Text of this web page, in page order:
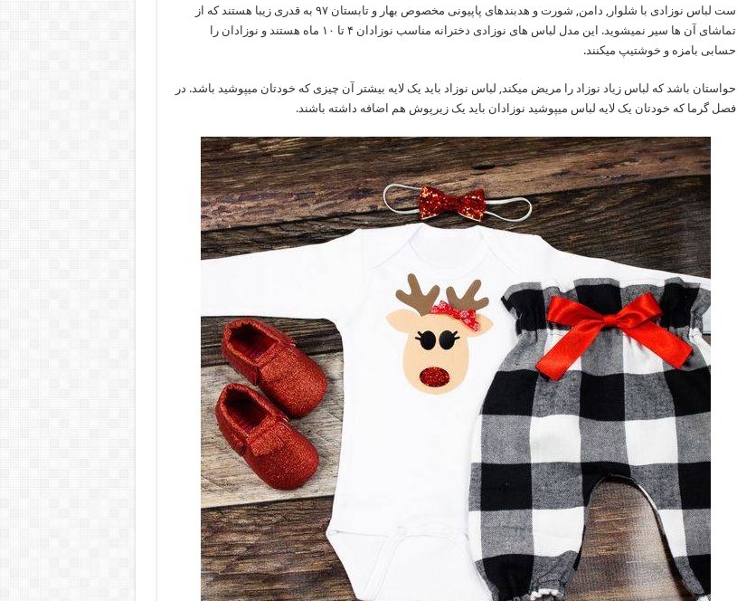
ست لباس نوزادی با شلوار, دامن, شورت و هدبندهای پاپیونی مخصوص بهار و تابستان ۹۷ به قدری زیبا هستند که از
تماشای آن ها سیر نمیشوید. این مدل لباس های نوزادی دخترانه مناسب نوزادان ۴ تا ۱۰ ماه هستند و نوزادان را
حسابی بامزه و خوشتیپ میکنند.
حواستان باشد که لباس زیاد نوزاد را مریض میکند, لباس نوزاد باید یک لایه بیشتر آن چیزی که خودتان میپوشید باشد. در
فصل گرما که خودتان یک لایه لباس میپوشید نوزادان باید یک زیرپوش هم اضافه داشته باشند.